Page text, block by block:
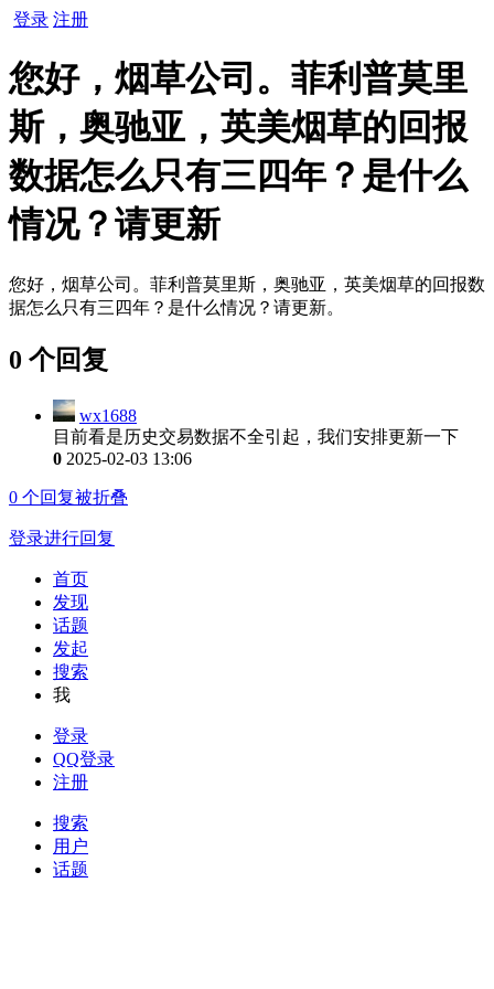
登录 注册
您好，烟草公司。菲利普莫里
斯，奥驰亚，英美烟草的回报
数据怎么只有三四年？是什么
情况？请更新
您好，烟草公司。菲利普莫里斯，奥驰亚，英美烟草的回报数
据怎么只有三四年？是什么情况？请更新。
0 个回复
wx1688
目前看是历史交易数据不全引起，我们安排更新一下
0 2025-02-03 13:06
0 个回复被折叠
登录进行回复
首页
发现
话题
发起
搜索
我
登录
QQ登录
注册
搜索
用户
话题